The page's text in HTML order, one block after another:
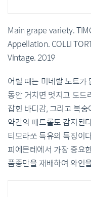
Main grape variety.
Appellation. COLLI
Vintage. 2019
어릴 때는 미네랄 노트가
동안 거치면 멋지고 도드
잡힌 바디감, 그리고 복
약간의 패트롤도 감지된
티모라쏘 특유의 특징이
피에몬테에서 가장 중요
품종만을 재배하여 와인